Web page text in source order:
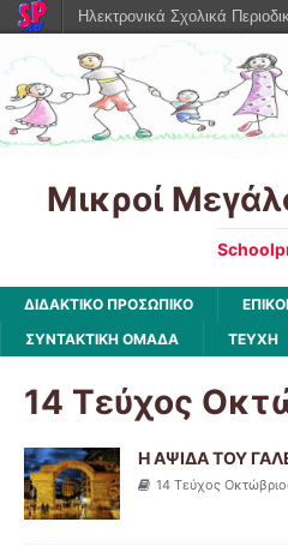
Μικροί
ΔΙΔΑΚΤΙΚΟ ΠΡΟΣΩΠΙΚΟ
ΣΥΝΤΑΚΤΙΚΗ ΟΜΑΔΑ
ΤΕΥΧΗ
14 Tεύχος
Η ΑΨΙΔΑ ΤΟΥ
14 Tεύχος
Ηλεκτρονικά Σχολικά